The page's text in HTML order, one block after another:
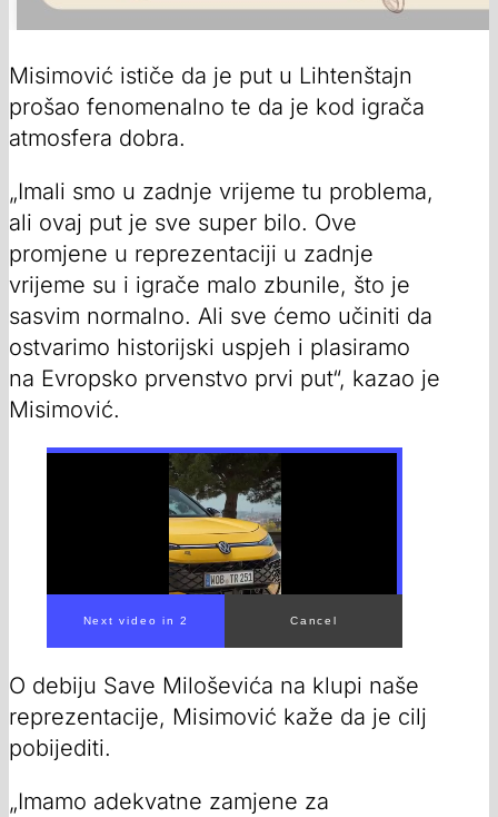
Misimović ističe da je put u Lihtenštajn
prošao fenomenalno te da je kod igrača
atmosfera dobra.
„Imali smo u zadnje vrijeme tu problema,
ali ovaj put je sve super bilo. Ove
promjene u reprezentaciji u zadnje
vrijeme su i igrače malo zbunile, što je
sasvim normalno. Ali sve ćemo učiniti da
ostvarimo historijski uspjeh i plasiramo
na Evropsko prvenstvo prvi put“, kazao je
Misimović.
Next video in 1 Cancel
O debiju Save Miloševića na klupi naše
reprezentacije, Misimović kaže da je cilj
pobijediti.
„Imamo adekvatne zamjene za